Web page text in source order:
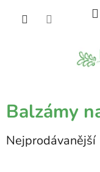
Balzámy
Nejprodávanější